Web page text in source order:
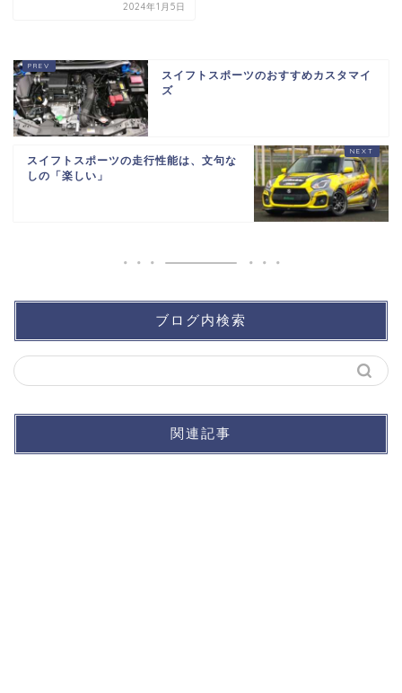
2024年1月5日
スイフトスポーツのおすすめカスタマイ
ズ
スイフトスポーツの走行性能は、文句な
しの「楽しい」
ブログ内検索
関連記事